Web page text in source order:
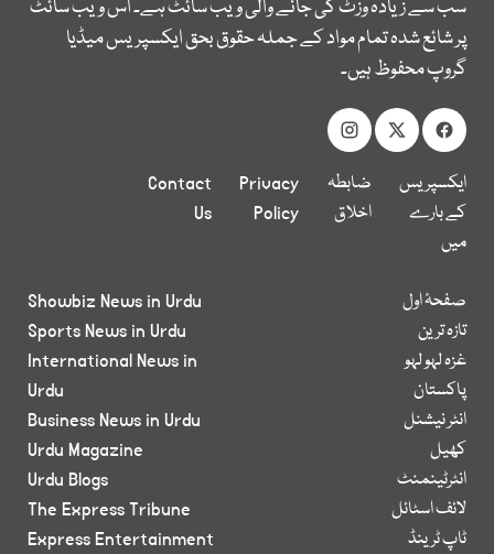
سب سے زیادہ وزٹ کی جانے والی ویب سائٹ ہے۔ اس ویب سائٹ
پر شائع شدہ تمام مواد کے جملہ حقوق بحق ایکسپریس میڈیا
گروپ محفوظ ہیں۔
ایکسپریس
کے بارے
میں
ضابطہ
اخلاق
Privacy
Policy
Contact
Us
صفحۂ اول
تازہ ترین
غزہ لہو لہو
پاکستان
انٹر نیشنل
کھیل
انٹرٹینمنٹ
لائف اسٹائل
ٹاپ ٹرینڈ
Showbiz News in Urdu
Sports News in Urdu
International News in
Urdu
Business News in Urdu
Urdu Magazine
Urdu Blogs
The Express Tribune
Express Entertainment